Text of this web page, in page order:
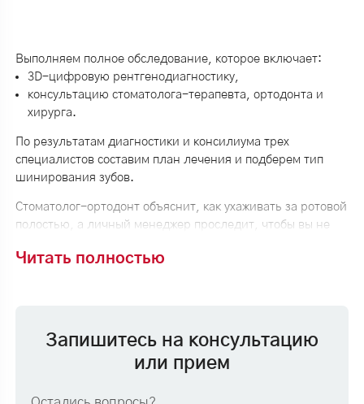
Выполняем полное обследование, которое включает:
3D-цифровую рентгенодиагностику,
консультацию стоматолога-терапевта, ортодонта и
хирурга.
По результатам диагностики и консилиума трех
специалистов составим план лечения и подберем тип
шинирования зубов.
Стоматолог-ортодонт объяснит, как ухаживать за ротовой
полостью, а личный менеджер проследит, чтобы вы не
Читать полностью
Запишитесь на консультацию
или прием